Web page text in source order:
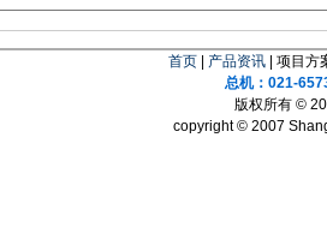
首页 产品资讯 | 项目方
总机：021-
版权所有 ©
copyright © 2007